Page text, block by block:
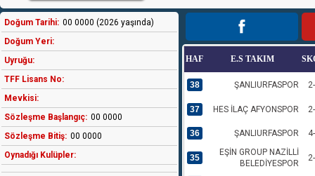
Doğum Tarihi: 00 0000 (2026 yaşında)
Doğum Yeri:
Uyruğu:
TFF Lisans No:
Mevkisi:
Sözleşme Başlangıç: 00 0000
Sözleşme Bitiş: 00 0000
Oynadığı Kulüpler:
HAF E.S TAKIM
38 ŞANLIURFASPOR
37 HES İLAÇ AFYONSPOR
36 ŞANLIURFASPOR
35
EŞİN GROUP NAZİLLİ
BELEDİYESPOR